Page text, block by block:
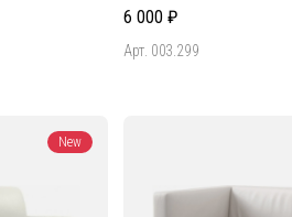
6 000
Арт. 003.299
New